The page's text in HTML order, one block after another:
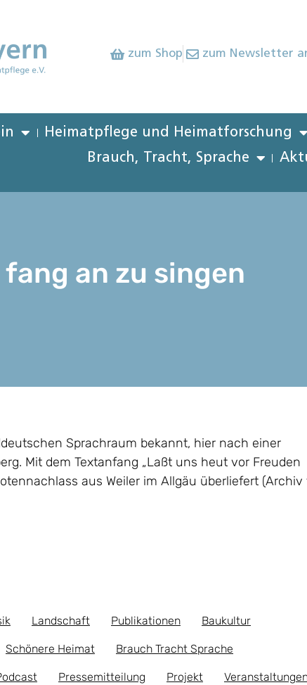
zum Shop zum Newsletter
Heimatpflege und Heimatforschung
Brauch, Tracht, Sprache
an zu singen
Sprachraum bekannt, hier nach einer
Mit dem Textanfang „Laßt uns heut vor Freuden
aus Weiler im Allgäu überliefert (Archiv
Landschaft Publikationen Baukultur
Schönere Heimat Brauch Tracht Sprache
Pressemitteilung Projekt